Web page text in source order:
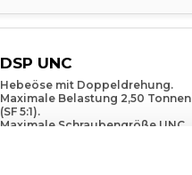
DSP UNC
Hebeöse mit Doppeldrehung.
Maximale Belastung 2,50 Tonnen
(SF 5:1).
Maximale Schraubengröße UNC